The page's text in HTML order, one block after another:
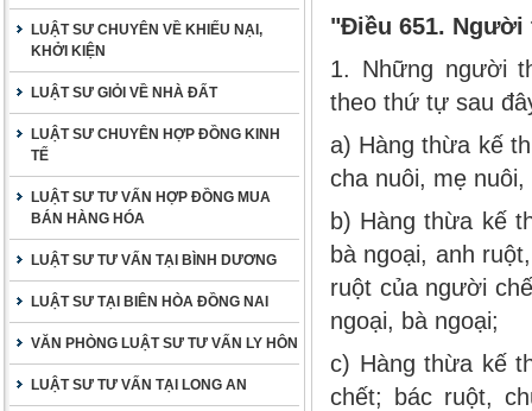
LUẬT SƯ CHUYÊN VỀ KHIẾU NẠI,
KHỞI KIỆN
LUẬT SƯ GIỎI VỀ NHÀ ĐẤT
LUẬT SƯ CHUYÊN HỢP ĐỒNG KINH
TẾ
LUẬT SƯ TƯ VẤN HỢP ĐỒNG MUA
BÁN HÀNG HÓA
LUẬT SƯ TƯ VẤN TẠI BÌNH DƯƠNG
LUẬT SƯ TẠI BIÊN HÒA ĐỒNG NAI
VĂN PHÒNG LUẬT SƯ TƯ VẤN LY HÔN
LUẬT SƯ TƯ VẤN TẠI LONG AN
"Điều 651. Người
1. Những người
theo thứ tự sau
a) Hàng thừa kế
cha nuôi, mẹ
b) Hàng thừa kế
bà ngoại, anh
ruột của người
ngoại, bà ngoại;
c) Hàng thừa kế
chết; bác ruột,